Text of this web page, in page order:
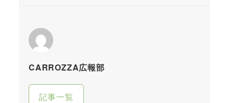
CARROZZA広報部
記事一覧